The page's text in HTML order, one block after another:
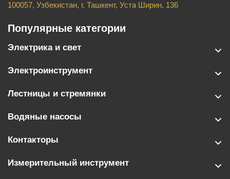
100057, Узбекистан, г. Ташкент, Уста Ширин, 136
Популярные категории
Электрика и свет
Электроинструмент
Лестницы и стремянки
Водяные насосы
Контакторы
Измерительный инструмент